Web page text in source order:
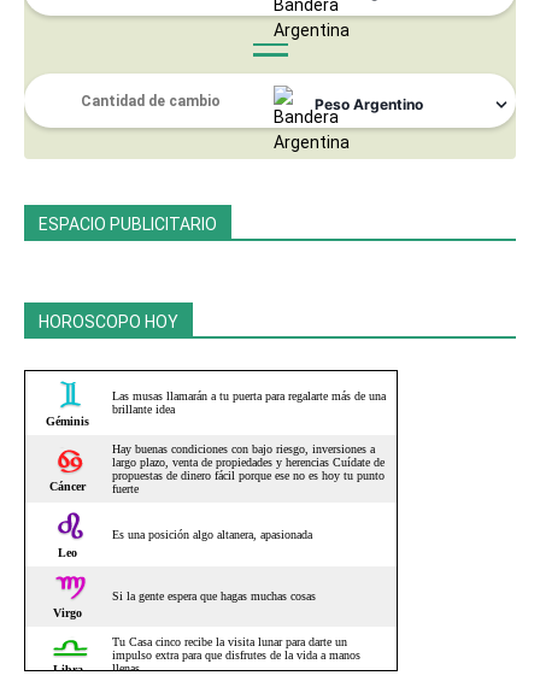
ESPACIO PUBLICITARIO
HOROSCOPO HOY